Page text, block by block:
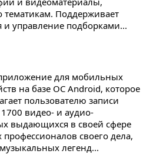
тематикам. Поддерживает
и управление подборками...
для мобильных
на базе ОС Android, которое
пользователю записи
видео- и аудио-
выдающихся в своей сфере
своего дела,
легенд...